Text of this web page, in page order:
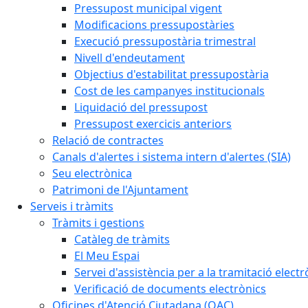
Pressupost municipal vigent
Modificacions pressupostàries
Execució pressupostària trimestral
Nivell d'endeutament
Objectius d'estabilitat pressupostària
Cost de les campanyes institucionals
Liquidació del pressupost
Pressupost exercicis anteriors
Relació de contractes
Canals d'alertes i sistema intern d'alertes (SIA)
Seu electrònica
Patrimoni de l'Ajuntament
Serveis i tràmits
Tràmits i gestions
Catàleg de tràmits
El Meu Espai
Servei d'assistència per a la tramitació
Verificació de documents electrònics